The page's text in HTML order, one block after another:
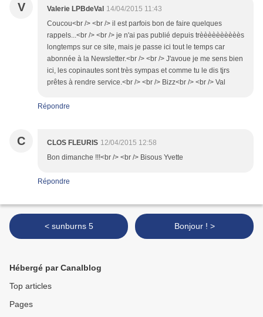
V Valerie LPBdeVal 14/04/2015 11:43
Coucou<br /> <br /> il est parfois bon de faire quelques
rappels...<br /> <br /> je n'ai pas publié depuis trèèèèèèèèèès
longtemps sur ce site, mais je passe ici tout le temps car
abonnée à la Newsletter.<br /> <br /> J'avoue je me sens bien
ici, les copinautes sont très sympas et comme tu le dis tjrs
prêtes à rendre service.<br /> <br /> Bizz<br /> <br /> Val
Répondre
C CLOS FLEURIS 12/04/2015 12:58
Bon dimanche !!!<br /> <br /> Bisous Yvette
Répondre
< sunburns 5 Bonjour ! >
Hébergé par Canalblog
Top articles
Pages